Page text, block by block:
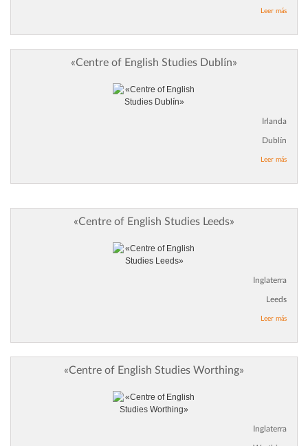
Leer más
«Centre of English Studies Dublín»
Irlanda
Dublín
Leer más
«Centre of English Studies Leeds»
Inglaterra
Leeds
Leer más
«Centre of English Studies Worthing»
Inglaterra